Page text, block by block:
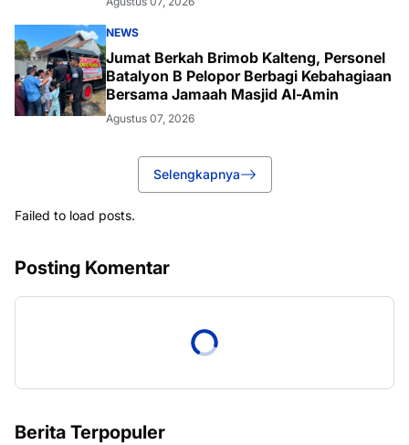
NEWS
Jumat Berkah Brimob Kalteng, Personel
Batalyon B Pelopor Berbagi Kebahagiaan
Bersama Jamaah Masjid Al-Amin
Agustus 07, 2026
Selengkapnya
Failed to load posts.
Posting Komentar
Berita Terpopuler